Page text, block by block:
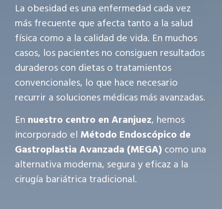
La obesidad es una enfermedad cada vez
más frecuente que afecta tanto a la salud
física como a la calidad de vida. En muchos
casos, los pacientes no consiguen resultados
duraderos con dietas o tratamientos
convencionales, lo que hace necesario
recurrir a soluciones médicas más avanzadas.
Ennuestro centro en Aranjuez, hemos
incorporado elMétodo Endoscópico de
Gastroplastia Avanzada (MEGA)como una
alternativa moderna, segura y eficaz a la
cirugía bariátrica tradicional.